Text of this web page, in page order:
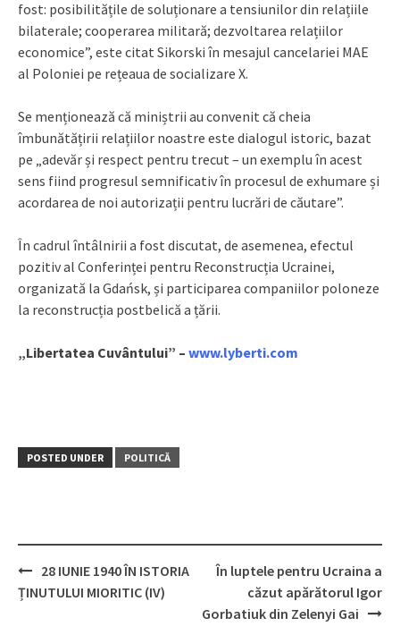
fost: posibilitățile de soluționare a tensiunilor din relațiile
bilaterale; cooperarea militară; dezvoltarea relațiilor
economice”, este citat Sikorski în mesajul cancelariei MAE
al Poloniei pe rețeaua de socializare X.
Se menționează că miniștrii au convenit că cheia
îmbunătățirii relațiilor noastre este dialogul istoric, bazat
pe „adevăr și respect pentru trecut – un exemplu în acest
sens fiind progresul semnificativ în procesul de exhumare și
acordarea de noi autorizații pentru lucrări de căutare”.
În cadrul întâlnirii a fost discutat, de asemenea, efectul
pozitiv al Conferinței pentru Reconstrucția Ucrainei,
organizată la Gdańsk, și participarea companiilor poloneze
la reconstrucția postbelică a țării.
„Libertatea Cuvântului” – www.lyberti.com
POSTED UNDER POLITICĂ
Post
28 IUNIE 1940 ÎN ISTORIA
ȚINUTULUI MIORITIC (IV)
În luptele pentru Ucraina a
căzut apărătorul Igor
Gorbatiuk din Zelenyi Gai